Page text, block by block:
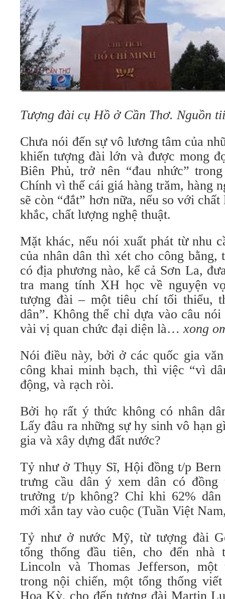
Tượng đài cụ Hồ ở Cần Thơ. Nguồn
Chưa nói đến sự vô lương tâm của
khiến tượng đài lớn và được mong
Biên Phủ, trở nên “đau nhức”
Chính vì thế cái giá hàng trăm, hàng
sẽ còn “đắt” hơn nữa, nếu so với
khắc, chất lượng nghệ thuật.
Mặt khác, nếu nói xuất phát từ nhu
của nhân dân thì xét cho công bằng,
có địa phương nào, kể cả Sơn La,
tra mang tính XH học về nguyện
tượng đài – một tiêu chí tối thiểu,
dân”. Không thể chỉ dựa vào câu
vài vị quan chức đại diện là…xong
Nói điều này, bởi ở các quốc gia
công khai minh bạch, thì việc “vì
động, và rạch ròi.
Bởi họ rất ý thức không có nhân
Lấy đâu ra những sự hy sinh vô hạn
gia và xây dựng đất nước?
Tỷ như ở Thụy Sĩ, Hội đồng t/p Bern
trưng cầu dân ý xem dân có đồng
trưởng t/p không? Chỉ khi 62%
mới xắn tay vào cuộc (Tuần Việt
Tỷ như ở nước Mỹ, từ tượng đài
tổng thống đầu tiên, cho đến nhà
Lincoln và Thomas Jefferson,
trong nội chiến, một tổng thống
Hoa Kỳ, cho đến tượng đài Martin